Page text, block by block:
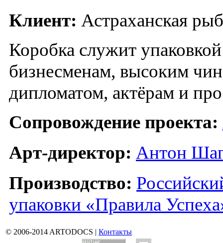
Клиент: Астраханская
Коробка служит
бизнесменам, высоким
дипломатом, актёрам и
Сопровождение проекта:
Арт-директор: Антон
Производство:
упаковки «Правила
© 2006-2014 ARTODOCS | Контакты